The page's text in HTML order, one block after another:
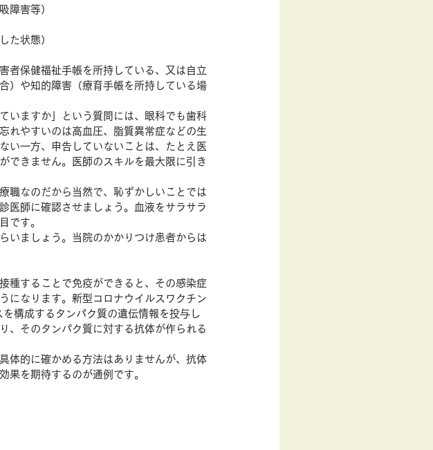
障害等）
た状態）
者保健福祉手帳を所持している、又は自立
）や知的障害（療育手帳を所持している場
いますか」という質問には、眼科でも歯科
れやすいのは高血圧、脂質異常症などの生
い一方、申告していないことは、たとえ医
できません。医師のスキルを最大限に引き
職なのだから当然で、恥ずかしいことでは
医師に確認させましょう。血液をサラサラ
です。
いましょう。当院のかかりつけ患者からは
種することで免疫ができると、その感染症
になります。新型コロナウイルスワクチン
構成するタンパク質の遺伝情報を投与し
、そのタンパク質に対する抗体が作られる
体的に確かめる方法はありませんが、抗体
果を期待するのが通例です。